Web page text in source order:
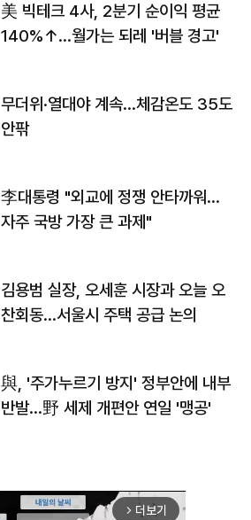
美 빅테크 4사, 2분기 순이익 평균
140%↑…월가는 되레 '버블 경고'
무더위·열대야 계속…체감온도 35도
안팎
李대통령 "외교에 정쟁 안타까워…
자주 국방 가장 큰 과제"
김용범 실장, 오세훈 시장과 오늘 오
찬회동...서울시 주택 공급 논의
與, '주가누르기 방지' 정부안에 내부
반발…野 세제 개편안 연일 '맹공'
arrow_forward_ios 더보기